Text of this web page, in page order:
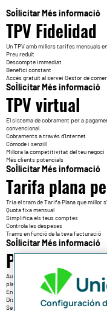
Sol·licitarMés informació
TPV Fidelidad
Un TPV amb millors tarifes mensuals
Preu reduït
Descompte immediat
Benefici constant
Accés gratuït al servei Gestor de
Sol·licitarMés informació
TPV virtual
El sistema de cobrament per a
convencional.
Cobraments a través d'Internet
Còmode i senzill
Millora la competitivitat del teu negoci
Més clients potencials
Sol·licitarMés informació
Tarifa plana
Tria el tram de Tarifa Plana que millor
Quota fixa mensual
Simplifica els teus comptes
Controla les despeses
Trams en funció de la teva facturació
Sol·licitarMés informació
Plazox per a
Augmenta les vendes facilitant als
plazox.
En botigues físiques i a Internet
Disponible amb el teu TPV
Sense complicacions ni paperassa
Configuración